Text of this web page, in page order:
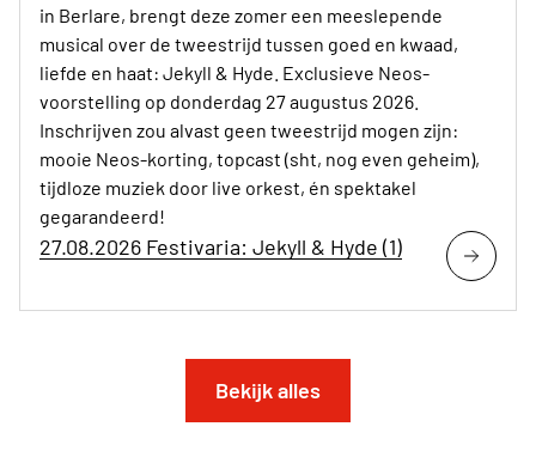
in Berlare, brengt deze zomer een meeslepende
musical over de tweestrijd tussen goed en kwaad,
liefde en haat: Jekyll & Hyde. Exclusieve Neos-
voorstelling op donderdag 27 augustus 2026.
Inschrijven zou alvast geen tweestrijd mogen zijn:
mooie Neos-korting, topcast (sht, nog even geheim),
tijdloze muziek door live orkest, én spektakel
gegarandeerd!
27.08.2026 Festivaria: Jekyll & Hyde (1)
Bekijk alles